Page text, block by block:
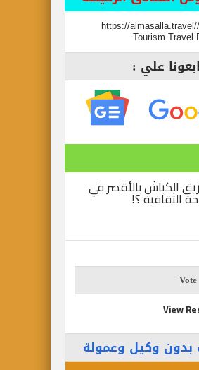
https://
Tourism Travel
علي :
الكباش بالأقصر في
الثقافية ؟!
View
وكيل وعمولة